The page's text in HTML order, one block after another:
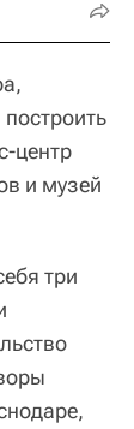
центр
и музей
три